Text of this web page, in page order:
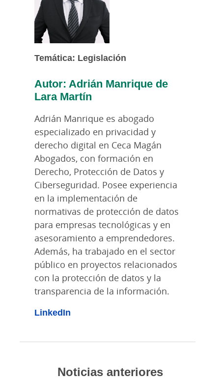
Temática: Legislación
Autor: Adrián Manrique de
Lara Martín
Adrián Manrique es abogado
especializado en privacidad y
derecho digital en Ceca Magán
Abogados, con formación en
Derecho, Protección de Datos y
Ciberseguridad. Posee experiencia
en la implementación de
normativas de protección de datos
para empresas tecnológicas y en
asesoramiento a emprendedores.
Además, ha trabajado en el sector
público en proyectos relacionados
con la protección de datos y la
transparencia de la información.
LinkedIn
Noticias anteriores